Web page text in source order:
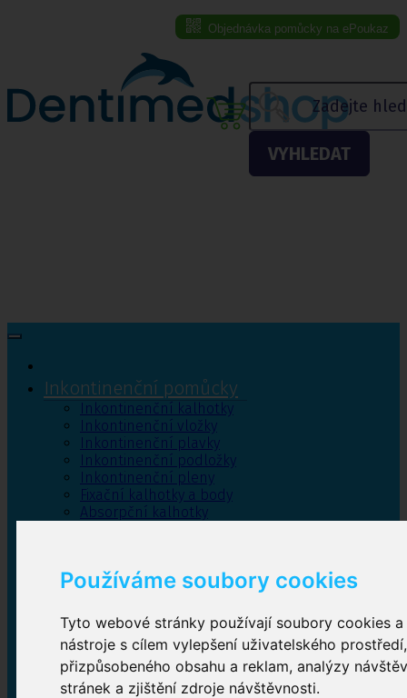
Používáme soubory cookies
Tyto webové stránky používají soubory cookies
nástroje s cílem vylepšení uživatelského
přizpůsobeného obsahu a reklam, analýzy
stránek a zjištění zdroje návštěvnosti.
Objednávka pomůcky na ePoukaz
VYHLEDAT
Inkontinenční pomůcky
Inkontinenční kalhotky
Inkontinenční vložky
Inkontinenční plavky
Inkontinenční podložky
Inkontinenční pleny
Fixační kalhotky a body
Absorpční kalhotky
Inkontinenční kalhotky
Plenkové kalhotky navlékací,Plenkové kalhotky
zalepovací,Inkontinenční kalhotky dámské